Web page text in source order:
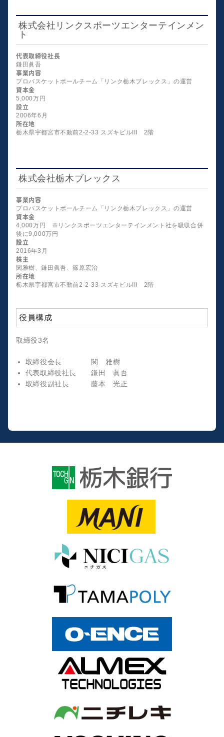
株式会社リンクスポーツエンターテインメン
ト
代表取締役社長
鎌田眞吾
事業内容
プロバスケットボールチーム「リンク栃木ブレックス」の運営
資本金
5,000万円
設立
2006年6月
所在地
栃木県宇都宮市不動前2-2-33 スズキビルIII 2階
株式会社栃木ブレックス
事業内容
プロバスケットボールチーム「リンク栃木ブレックス」の運営
資本金
4,000万円 ※リンクスポーツエンターテインメント社を吸収合併
後に9,000万円
設立
2016年3月
株主
関雅樹、鎌田眞吾、篠原宏治
所在地
栃木県宇都宮市不動前2-2-33 スズキビルIII 2階
役員構成
取締役3名
取締役会長 関 雅樹
代表取締役社長 鎌田 眞吾
取締役副社長 藤本 光正